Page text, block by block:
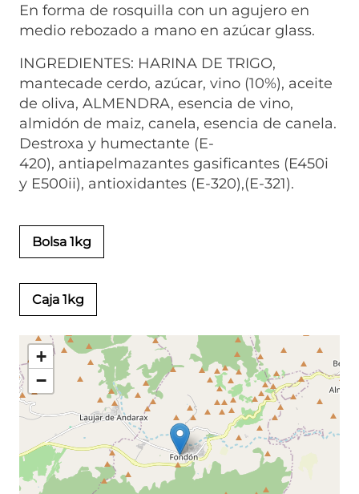
En forma de rosquilla con un agujero en
medio rebozado a mano en azúcar glass.
INGREDIENTES: HARINA DE TRIGO,
mantecade cerdo, azúcar, vino (10%), aceite
de oliva, ALMENDRA, esencia de vino,
almidón de maiz, canela, esencia de canela.
Destroxa y humectante (E-
420), antiapelmazantes gasificantes (E450i
y E500ii), antioxidantes (E-320),(E-321).
Bolsa 1kg
Caja 1kg
+
−